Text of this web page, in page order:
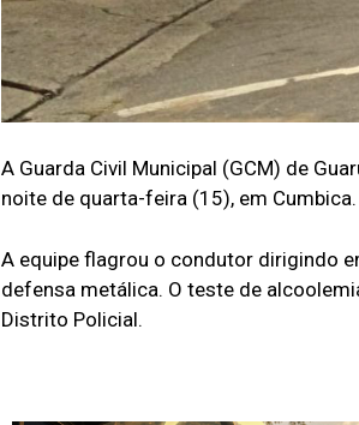
A Guarda Civil Municipal (GCM) de
noite de quarta-feira (15), em Cumbica.
A equipe flagrou o condutor dirigindo
defensa metálica. O teste de
Distrito Policial.